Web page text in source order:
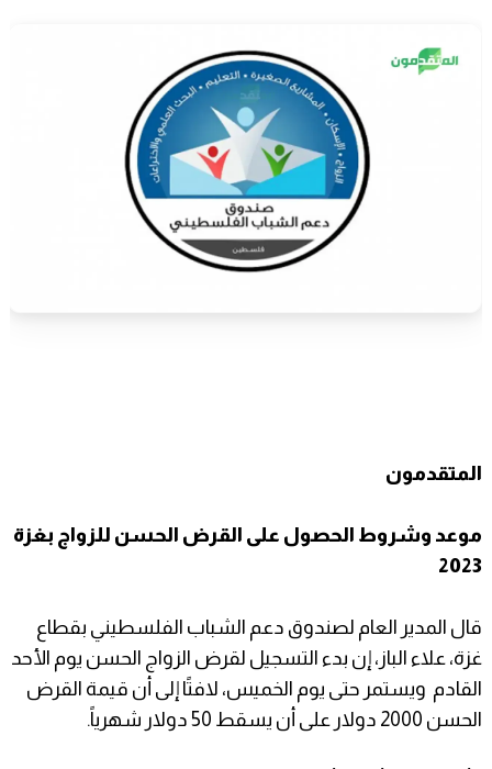
المتقدمون
موعد وشروط الحصول على القرض الحسن للزواج بغزة
2023
قال المدير العام لصندوق دعم الشباب الفلسطيني بقطاع
غزة، علاء الباز، إن بدء التسجيل لقرض الزواج الحسن يوم الأحد
القادم ويستمر حتى يوم الخميس، لافتًا إلى أن قيمة القرض
الحسن 2000 دولار على أن يسقط 50 دولار شهرياً.